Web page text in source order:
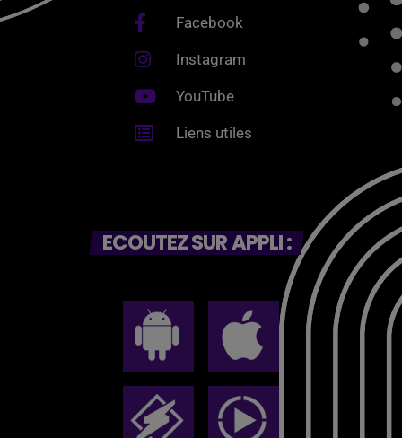
Facebook
Instagram
YouTube
Liens utiles
ECOUTEZ SUR APPLI :